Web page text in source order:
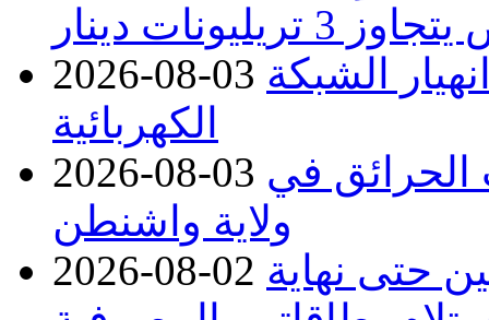
2026-08-03 الشبكة
الكهربائية
2026-08-03 الحرائق في
ولاية واشنطن
2026-08-02 حتى نهاية